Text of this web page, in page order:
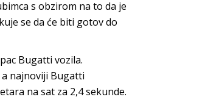
s obzirom na to da je
se da će biti gotov do
Bugatti vozila.
najnoviji Bugatti
na sat za 2,4 sekunde.